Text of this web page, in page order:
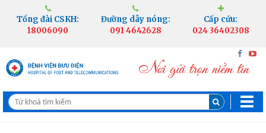
Tổng đài CSKH:
18006090
Đường dây nóng:
091 4642628
Cấp cứu:
024 36402308